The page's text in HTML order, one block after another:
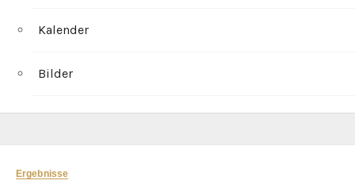
Kalender
Bilder
Ergebnisse